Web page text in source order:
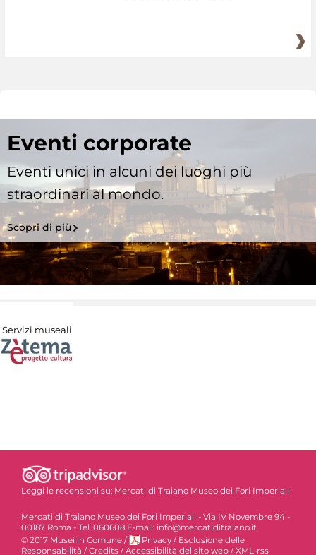
Eventi corporate
Eventi unici in alcuni dei luoghi più
straordinari al mondo.
Scopri di più
Servizi museali
Leggi le recensioni su: Mercati di Traiano Museo dei Fori Imperiali
Mercati di Traiano Museo dei Fori Imperiali - Via IV Novembre 94 -
00187 Roma - Tel. 060608 E-mail: info@mercatiditraiano.it
© 2017 Musei in Comune / Privacy / Esclusione delle
Responsabilità / Credits / Accessibilità del sito web / XML-rss